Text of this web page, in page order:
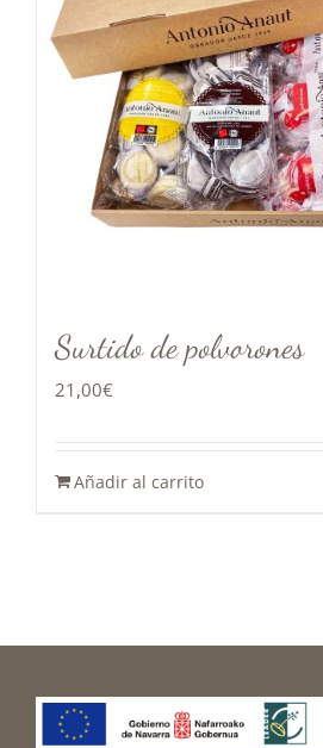
Surtido de polvorones
21,00€
Añadir al carrito